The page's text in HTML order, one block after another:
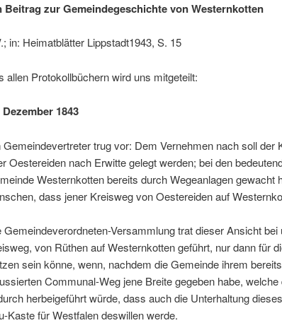
Beitrag zur Gemeindegeschichte von Westernkotten
in: Heimatblätter Lippstadt1943, S. 15
allen Protokollbüchern wird uns mitgeteilt:
Dezember 1843
Gemeindevertreter trug vor: Dem Vernehmen nach soll der
Oestereiden nach Erwitte gelegt werden; bei den
Westernkotten bereits durch Wegeanlagen gewacht
dass jener Kreisweg von Oestereiden auf
Gemeindeverordneten-Versammlung trat dieser Ansicht
von Rüthen auf Westernkotten geführt, nur dann für
sein könne, wenn, nachdem die Gemeinde ihrem
Communal-Weg jene Breite gegeben habe,
herbeigeführt würde, dass auch die Unterhaltung
Kaste für Westfalen deswillen werde.